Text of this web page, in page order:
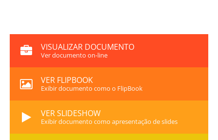
VISUALIZAR DOCUMENTO
Ver documento on-line
VER FLIPBOOK
Exibir documento como o FlipBook
VER SLIDESHOW
Exibir documento como apresentação de slides